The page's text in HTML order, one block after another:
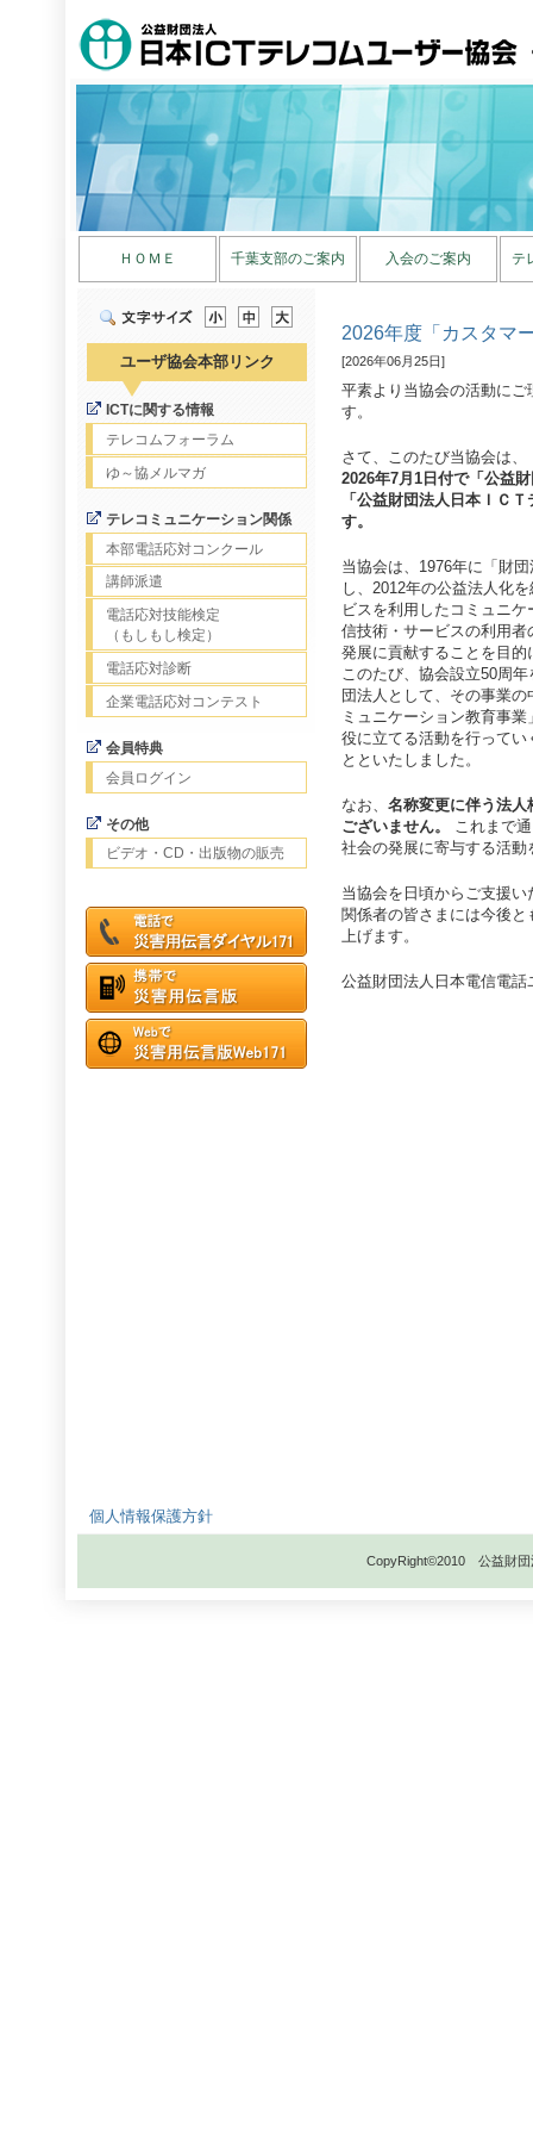
ＨＯＭＥ 千葉支部のご案内 入会のご案内 テ
ユーザ協会本部リンク
ICTに関する情報
テレコムフォーラム
ゆ～協メルマガ
テレコミュニケーション関係
本部電話応対コンクール
講師派遣
電話応対技能検定
（もしもし検定）
電話応対診断
企業電話応対コンテスト
会員特典
会員ログイン
その他
ビデオ・CD・出版物の販売
2026年度「カスタマ
[2026年06月25日]
平素より当協会の活動に
す。
さて、このたび当協会は、
2026年7月1日付で「公益
「公益財団法人日本ＩＣ
す。
当協会は、1976年に「財
し、2012年の公益法人化
ビスを利用したコミュニ
信技術・サービスの利用
発展に貢献することを目
このたび、協会設立50周
団法人として、その事業
ミュニケーション教育事
役に立てる活動を行って
とといたしました。
なお、 名称変更に伴う法人
ございません。
これまで
社会の発展に寄与する活
当協会を日頃からご支援
関係者の皆さまには今後
上げます。
公益財団法人日本電信電話
個人情報保護方針
CopyRight©2010 公益財団